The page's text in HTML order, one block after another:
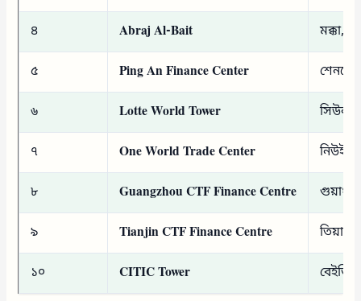
৪ Abraj Al-Bait মক্কা,
৫ Ping An Finance Center
৬ Lotte World Tower সিউল,
৭ One World Trade Center
৮ Guangzhou CTF Finance Centre
৯ Tianjin CTF Finance Centre
১০ CITIC Tower